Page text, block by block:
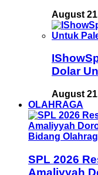
August
Dolar
August
OLAHRAGA
SPL 2026
Amaliyyah